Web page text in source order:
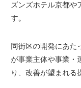
ズンズホテル京都や
す。
同街区の開発にあた
が事業主体や事業・
り、改善が望まれる